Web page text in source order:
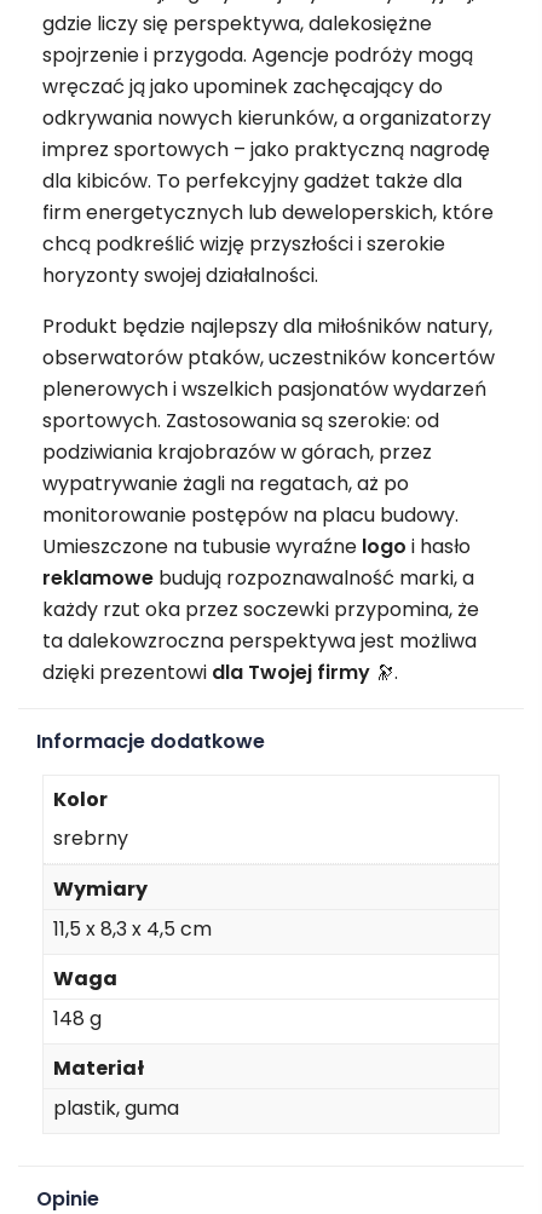
gdzie liczy się perspektywa, dalekosiężne
spojrzenie i przygoda. Agencje podróży mogą
wręczać ją jako upominek zachęcający do
odkrywania nowych kierunków, a organizatorzy
imprez sportowych – jako praktyczną nagrodę
dla kibiców. To perfekcyjny gadżet także dla
firm energetycznych lub deweloperskich, które
chcą podkreślić wizję przyszłości i szerokie
horyzonty swojej działalności.
Produkt będzie najlepszy dla miłośników natury,
obserwatorów ptaków, uczestników koncertów
plenerowych i wszelkich pasjonatów wydarzeń
sportowych. Zastosowania są szerokie: od
podziwiania krajobrazów w górach, przez
wypatrywanie żagli na regatach, aż po
monitorowanie postępów na placu budowy.
Umieszczone na tubusie wyraźne logo i hasło
reklamowe budują rozpoznawalność marki, a
każdy rzut oka przez soczewki przypomina, że
ta dalekowzroczna perspektywa jest możliwa
dzięki prezentowi dla Twojej firmy 🔭.
Informacje dodatkowe
Kolor
srebrny
Wymiary
11,5 x 8,3 x 4,5 cm
Waga
148 g
Materiał
plastik, guma
Opinie